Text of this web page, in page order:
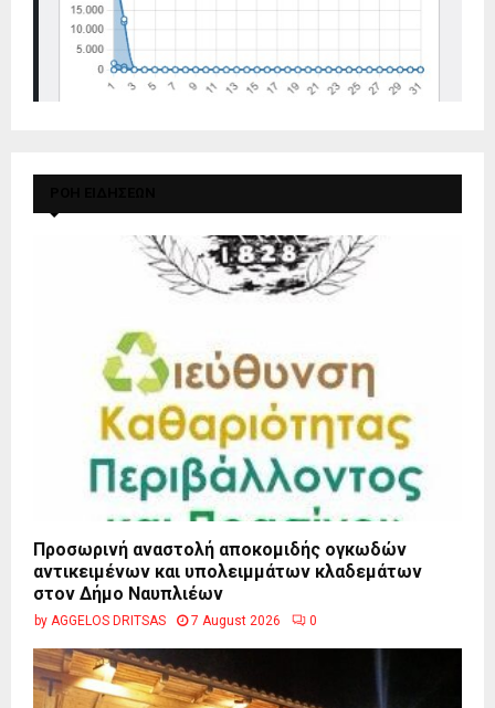
Προσωρινή αναστολή αποκομιδής ογκωδών
αντικειμένων και υπολειμμάτων κλαδεμάτων
στον Δήμο Ναυπλιέων
by AGGELOS DRITSAS 7 August 2026 0